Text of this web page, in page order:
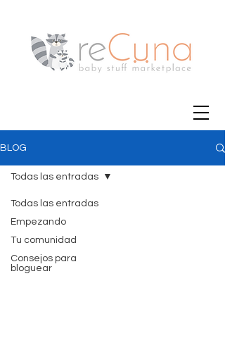
BLOG
Todas las entradas
Empezando
Tu comunidad
Consejos para
bloguear
Todas las entradas